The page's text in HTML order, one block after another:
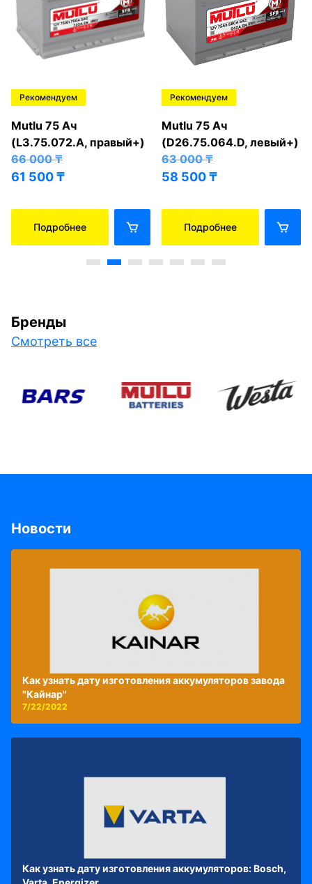
Рекомендуем
Mutlu 75 Ач
(L3.75.072.A, правый+)
66 000₸
61 500₸
Подробнее
Рекомендуем
Mutlu 75 Ач
(D26.75.064.D, левый+)
63 000₸
58 500₸
Подробнее
Бренды
Смотреть все
Новости
Как узнать дату изготовления аккумуляторов завода
"Кайнар"
7/22/2022
Как узнать дату изготовления аккумуляторов: Bosch,